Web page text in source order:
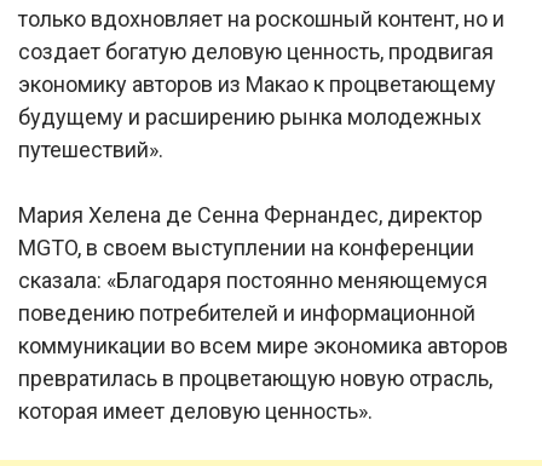
только вдохновляет на роскошный контент, но и
создает богатую деловую ценность, продвигая
экономику авторов из Макао к процветающему
будущему и расширению рынка молодежных
путешествий».
Мария Хелена де Сенна Фернандес, директор
MGTO, в своем выступлении на конференции
сказала: «Благодаря постоянно меняющемуся
поведению потребителей и информационной
коммуникации во всем мире экономика авторов
превратилась в процветающую новую отрасль,
которая имеет деловую ценность».